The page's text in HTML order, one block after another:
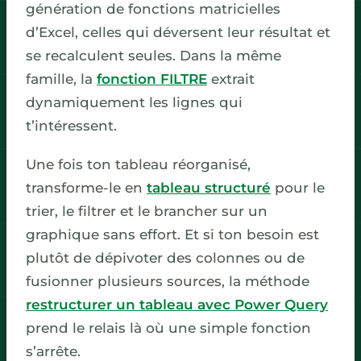
génération de fonctions matricielles
d’Excel, celles qui déversent leur résultat et
se recalculent seules. Dans la même
famille, la fonction FILTRE extrait
dynamiquement les lignes qui
t’intéressent.
Une fois ton tableau réorganisé,
transforme-le en tableau structuré pour le
trier, le filtrer et le brancher sur un
graphique sans effort. Et si ton besoin est
plutôt de dépivoter des colonnes ou de
fusionner plusieurs sources, la méthode
restructurer un tableau avec Power Query
prend le relais là où une simple fonction
s’arrête.